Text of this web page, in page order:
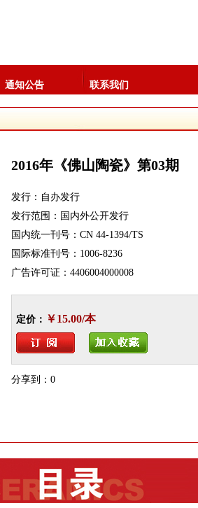
通知公告 联系我们
2016年《佛山陶瓷》第03期
发行：自办发行
发行范围：国内外公开发行
国内统一刊号：CN 44-1394/TS
国际标准刊号：1006-8236
广告许可证：4406004000008
定价： ￥15.00/本
分享到： 0